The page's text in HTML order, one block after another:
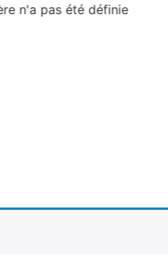
n'a pas été définie.